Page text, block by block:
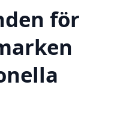
för